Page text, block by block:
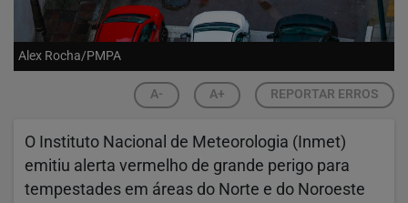
Alex Rocha/PMPA
A- A+ REPORTAR ERROS
O Instituto Nacional de Meteorologia (Inmet)
emitiu alerta vermelho de grande perigo para
tempestades em áreas do Norte e do Noroeste